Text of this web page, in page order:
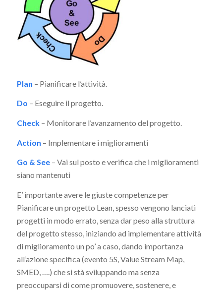
Plan – Pianificare l’attività.
Do – Eseguire il progetto.
Check– Monitorare l’avanzamento del progetto.
Action – Implementare i miglioramenti
Go & See– Vai sul posto e verifica che i miglioramenti
siano mantenuti
E’ importante avere le giuste competenze per
Pianificare un progetto Lean, spesso vengono lanciati
progetti in modo errato, senza dar peso alla struttura
del progetto stesso, iniziando ad implementare attività
di miglioramento un po’ a caso, dando importanza
all’azione specifica (evento 5S, Value Stream Map,
SMED, ….) che si stà sviluppando ma senza
preoccuparsi di come promuovere, sostenere, e